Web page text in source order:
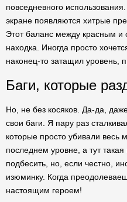
повседневного
экране появляются хитрые
Этот баланс между красным
находка. Иногда просто
наконец-то затащил уровень,
Баги, которые
Но, не без косяков. Да-да,
свои баги. Я пару раз
которые просто убивали весь
последнем уровне, а тут
подбесить, но, если честно,
изюминку. Когда
настоящим героем!